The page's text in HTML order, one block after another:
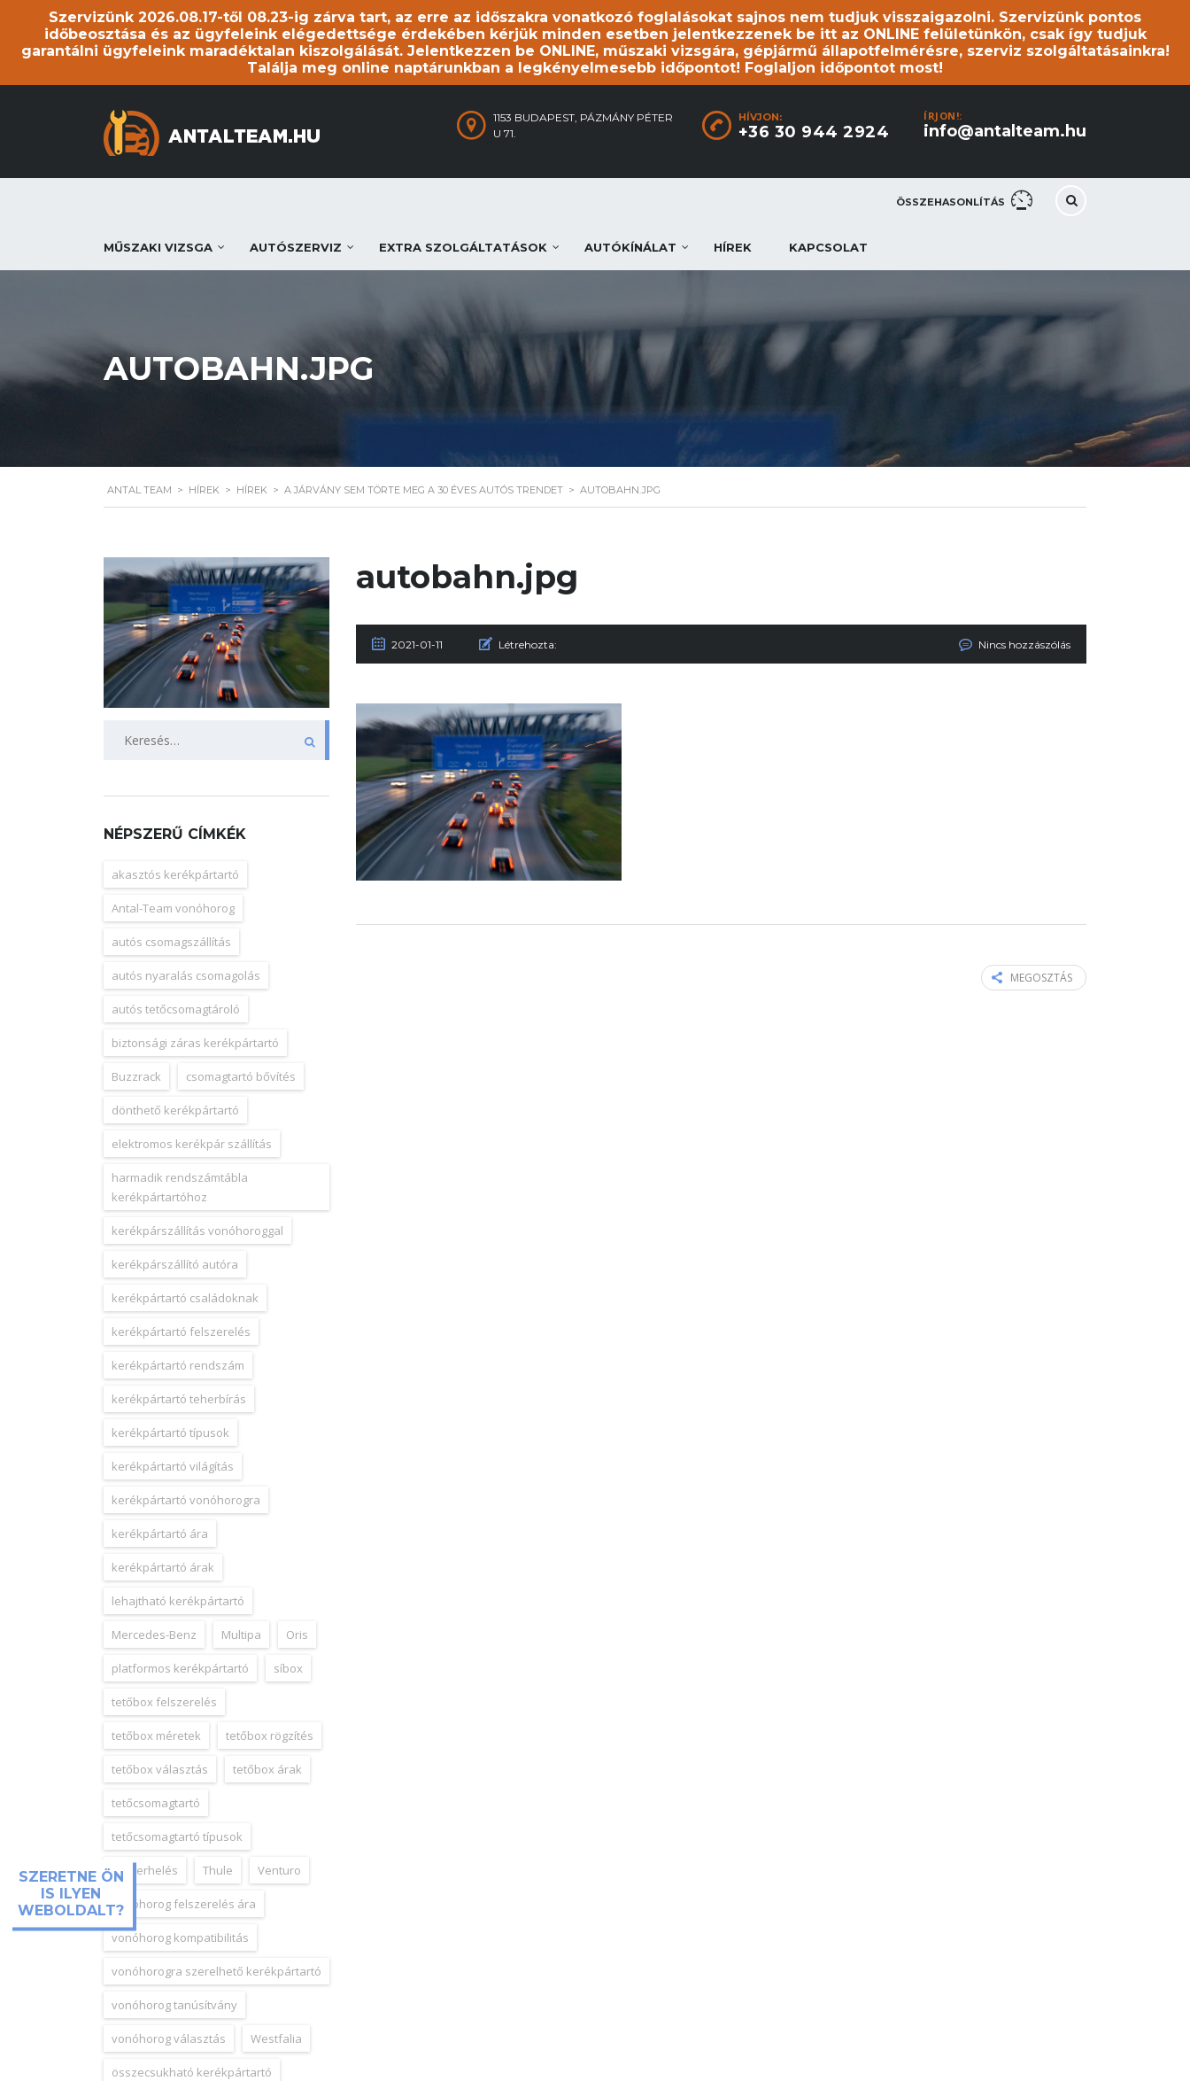
Szervizünk 2026.08.17-től 08.23-ig zárva tart, az erre az időszakra vonatkozó foglalásokat sajnos nem tudjuk visszaigazolni. Szervizünk pontos
időbeosztása és az ügyfeleink elégedettsége érdekében kérjük minden esetben jelentkezzenek be itt az ONLINE felületünkön, csak így tudjuk
garantálni ügyfeleink maradéktalan kiszolgálását. Jelentkezzen be ONLINE, műszaki vizsgára, gépjármű állapotfelmérésre, szerviz szolgáltatásainkra!
Találja meg online naptárunkban a legkényelmesebb időpontot! Foglaljon időpontot most!
SZERETNE ÖN
IS ILYEN
WEBOLDALT?
ÍRJON!:
info@antalteam.hu
HÍVJON:
+36 30 944 2924
1153 BUDAPEST, PÁZMÁNY PÉTER
U 71.
ÖSSZEHASONLÍTÁS
MŰSZAKI VIZSGA AUTÓSZERVIZ EXTRA SZOLGÁLTATÁSOK AUTÓKÍNÁLAT HÍREK KAPCSOLAT
AUTOBAHN.JPG
ANTAL TEAM > HÍREK > HÍREK > A JÁRVÁNY SEM TÖRTE MEG A 30 ÉVES AUTÓS TRENDET > AUTOBAHN.JPG
autobahn.jpg
2021-01-11 Létrehozta: Nincs hozzászólás
MEGOSZTÁS
NÉPSZERŰ CÍMKÉK
akasztós kerékpártartó
Antal-Team vonóhorog
autós csomagszállítás
autós nyaralás csomagolás
autós tetőcsomagtároló
biztonsági záras kerékpártartó
Buzzrack csomagtartó bővítés
dönthető kerékpártartó
elektromos kerékpár szállítás
harmadik rendszámtábla
kerékpártartóhoz
kerékpárszállítás vonóhoroggal
kerékpárszállító autóra
kerékpártartó családoknak
kerékpártartó felszerelés
kerékpártartó rendszám
kerékpártartó teherbírás
kerékpártartó típusok
kerékpártartó világítás
kerékpártartó vonóhorogra
kerékpártartó ára
kerékpártartó árak
lehajtható kerékpártartó
Mercedes-Benz Multipa Oris
platformos kerékpártartó síbox
tetőbox felszerelés
tetőbox méretek tetőbox rögzítés
tetőbox választás tetőbox árak
tetőcsomagtartó
tetőcsomagtartó típusok
tetőterhelés Thule Venturo
vonóhorog felszerelés ára
vonóhorog kompatibilitás
vonóhorogra szerelhető kerékpártartó
vonóhorog tanúsítvány
vonóhorog választás Westfalia
összecsukható kerékpártartó